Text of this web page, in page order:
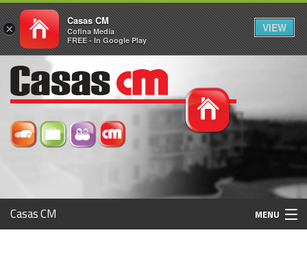
Casas CM MENU
×
Casas CM
Cofina Media
FREE - In Google Play
VIEW